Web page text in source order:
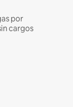
por
cargos